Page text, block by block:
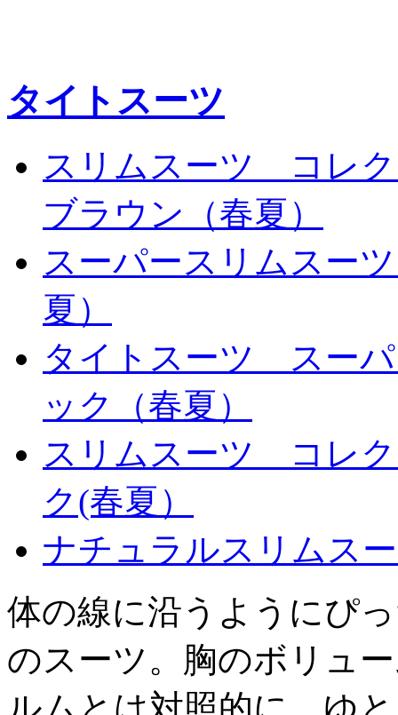
タイトスーツ
スリムスーツ コレ
ブラウン（春夏）
スーパースリムスー
夏）
タイトスーツ スー
ック（春夏）
スリムスーツ コレ
ク(春夏）
ナチュラルスリムス
体の線に沿うようにぴ
のスーツ。胸のボリュ